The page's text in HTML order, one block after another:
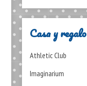
Casa y regalo
Athletic Club
Imaginarium